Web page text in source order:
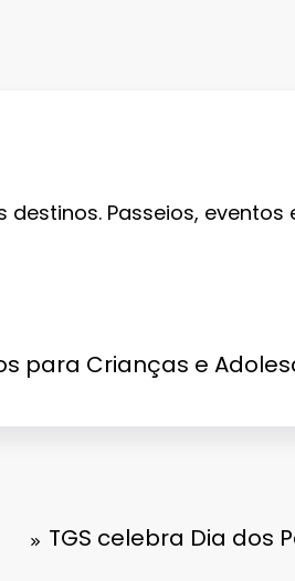
destinos. Passeios,
para Crianças e
TGS celebra Dia dos